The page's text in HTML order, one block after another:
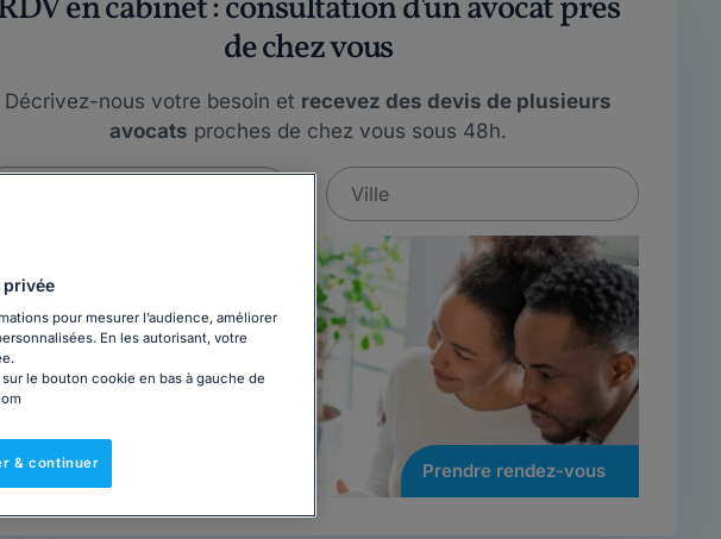
de chez vous
Décrivez-nous votre besoin et recevez des devis de plusieurs
avocats proches de chez vous sous 48h.
Prendre rendez-vous
pour mesurer l’audience, améliorer
En les autorisant, votre
le bouton cookie en bas à gauche de
& continuer